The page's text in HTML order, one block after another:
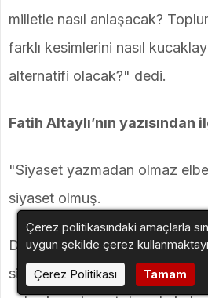
milletle nasıl anlaşacak?
farklı kesimlerini nasıl
alternatifi olacak?" dedi.
Fatih Altaylı’nın
"Siyaset yazmadan olmaz
siyaset olmuş.
Dün herkes televizyondan,
siyaset izlerken, karşılaştırma
Çerez politikasındaki amaçlarla
uygun şekilde çerez
Çerez Politikası
Tamam